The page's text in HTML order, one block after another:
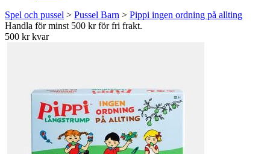
Spel och pussel > Pussel Barn > Pippi ingen ordning på allting
Handla för minst 500 kr för fri frakt.
500 kr kvar